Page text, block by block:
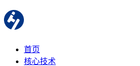
首页
核心技术